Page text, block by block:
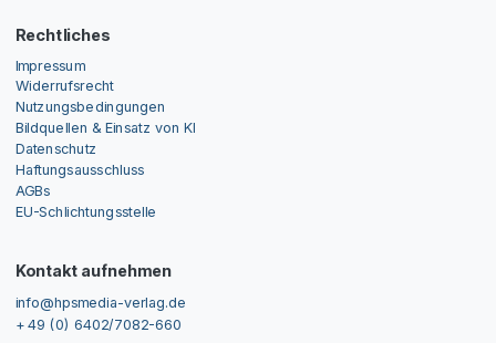
Rechtliches
Impressum
Widerrufsrecht
Nutzungsbedingungen
Bildquellen & Einsatz von KI
Datenschutz
Haftungsausschluss
AGBs
EU-Schlichtungsstelle
Kontakt aufnehmen
info@hpsmedia-verlag.de
+ 49 (0) 6402/7082-660